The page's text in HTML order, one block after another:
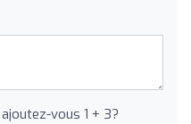
vous 1 + 3?